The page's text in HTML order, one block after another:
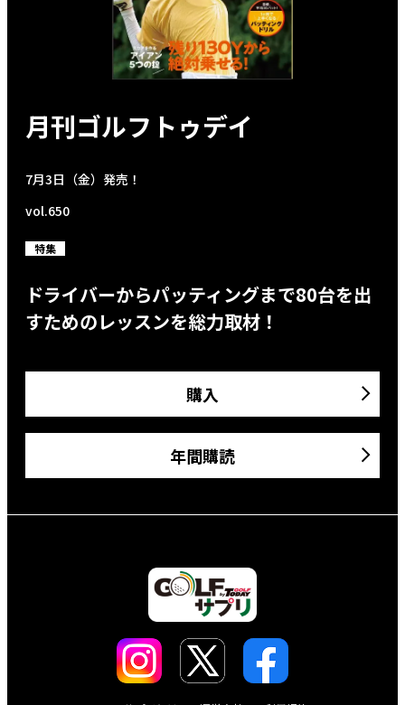
月刊ゴルフトゥデイ
7月3日（金）発売！
vol.650
特集
ドライバーからパッティングまで80台を出
すためのレッスンを総力取材！
購入
年間購読